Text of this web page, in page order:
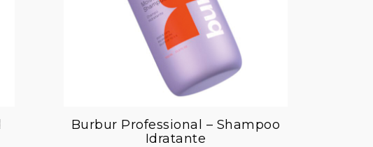
Burbur Professional – Shampoo
Idratante